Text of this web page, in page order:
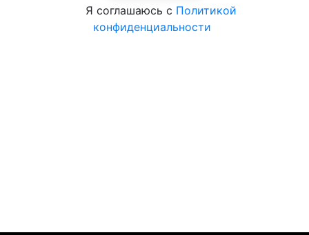
Я соглашаюсь с Политикой
конфиденциальности